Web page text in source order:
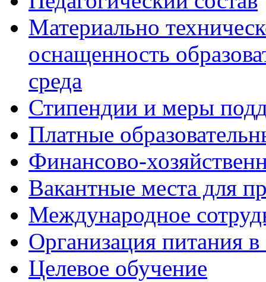
Материально
оснащенность
среда
Стипендии и меры
Платные
Финансово-
Вакантные места для
Международное
Организация питания в
Целевое обучение